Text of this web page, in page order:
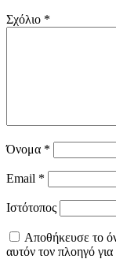
Σχόλιο *
Όνομα *
Email *
Ιστότοπος
Αποθήκευσε το
αυτόν τον πλοηγό